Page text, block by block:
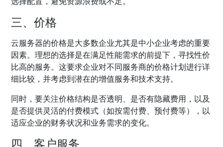
三、价格
云服务器的价格是大多数企业尤其是中小企业考虑的重要
因素。理想的选择是在满足性能需求的前提下，寻找性价
比高的服务。这要求企业对不同服务商的价格计划进行详
细比较，并考虑到潜在的增值服务和技术支持。
同时，要关注价格结构是否透明、是否有隐藏费用，以及
是否提供灵活的付费模式（如按需付费、预付费等），以
适应企业的财务状况和业务需求的变化。
四、客户服务